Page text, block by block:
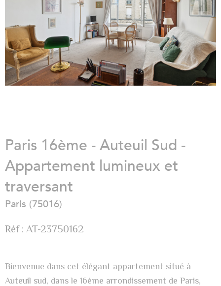
Paris 16ème - Auteuil Sud -
Appartement lumineux et
traversant
Paris (75016)
Réf : AT-23750162
Bienvenue dans cet élégant appartement situé à
Auteuil sud, dans le 16ème arrondissement de Paris,